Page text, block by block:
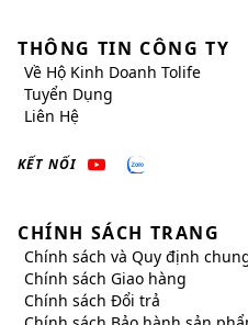
THÔNG TIN CÔNG TY
Về Hộ Kinh Doanh Tolife
Tuyển Dụng
Liên Hệ
KẾT NỐI
CHÍNH SÁCH TRANG
Chính sách và Quy định
Chính sách Giao hàng
Chính sách Đổi trả